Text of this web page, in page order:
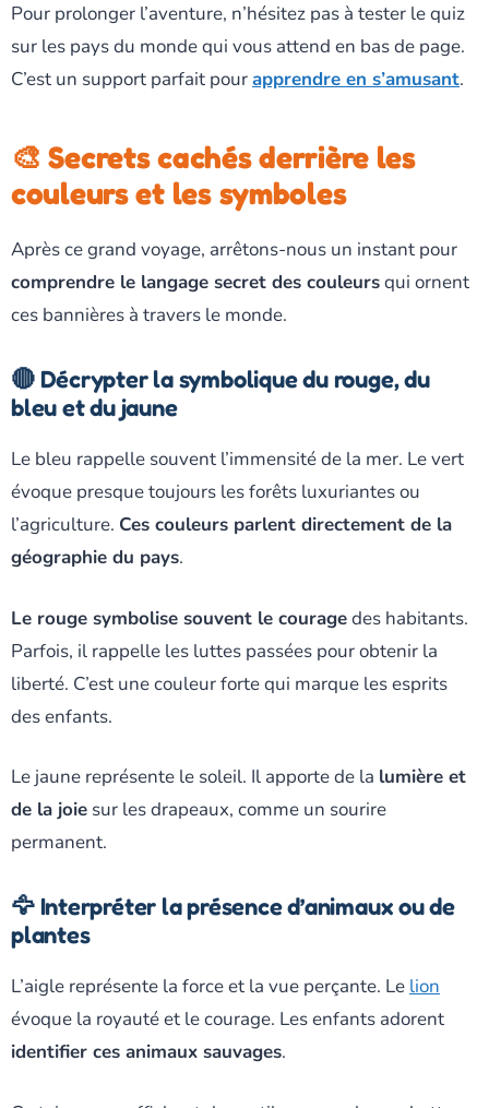
Pour prolonger l’aventure, n’hésitez pas à tester le quiz
sur les pays du monde qui vous attend en bas de page.
C’est un support parfait pourapprendre en s’amusant.
🎨 Secrets cachés derrière les
couleurs et les symboles
Après ce grand voyage, arrêtons-nous un instant pour
comprendre le langage secret des couleursqui ornent
ces bannières à travers le monde.
🔴 Décrypter la symbolique du rouge, du
bleu et du jaune
Le bleu rappelle souvent l’immensité de la mer. Le vert
évoque presque toujours les forêts luxuriantes ou
l’agriculture. Ces couleurs parlent directement de la
géographie du pays.
Le rouge symbolise souvent le couragedes habitants.
Parfois, il rappelle les luttes passées pour obtenir la
liberté. C’est une couleur forte qui marque les esprits
des enfants.
Le jaune représente le soleil. Il apporte de la lumière et
de la joie sur les drapeaux, comme un sourire
permanent.
🦅 Interpréter la présence d’animaux ou de
plantes
L’aigle représente la force et la vue perçante. Le lion
évoque la royauté et le courage. Les enfants adorent
identifier ces animaux sauvages.